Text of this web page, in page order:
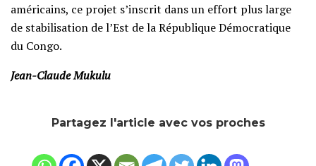
américains, ce projet s’inscrit dans un effort plus large
de stabilisation de l’Est de la République Démocratique
du Congo.
Jean-Claude Mukulu
Partagez l'article avec vos proches